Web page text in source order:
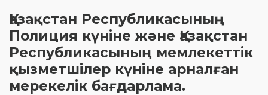
Қазақстан Республикасының
Полиция күніне және Қазақстан
Республикасының мемлекеттік
қызметшілер күніне арналған
мерекелік бағдарлама.